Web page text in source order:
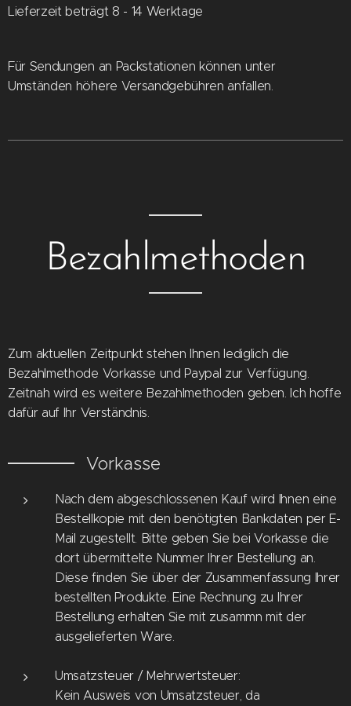
Lieferzeit beträgt 8 - 14 Werktage
Für Sendungen an Packstationen können unter
Umständen höhere Versandgebühren anfallen.
Bezahlmethoden
Zum aktuellen Zeitpunkt stehen Ihnen lediglich die
Bezahlmethode Vorkasse und Paypal zur Verfügung.
Zeitnah wird es weitere Bezahlmethoden geben. Ich hoffe
dafür auf Ihr Verständnis.
Vorkasse
Nach dem abgeschlossenen Kauf wird Ihnen eine
Bestellkopie mit den benötigten Bankdaten per E-
Mail zugestellt. Bitte geben Sie bei Vorkasse die
dort übermittelte Nummer Ihrer Bestellung an.
Diese finden Sie über der Zusammenfassung Ihrer
bestellten Produkte. Eine Rechnung zu Ihrer
Bestellung erhalten Sie mit zusammn mit der
ausgelieferten Ware.
Umsatzsteuer / Mehrwertsteuer:
Kein Ausweis von Umsatzsteuer, da